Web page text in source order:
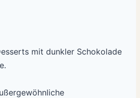
mit dunkler Schokolade